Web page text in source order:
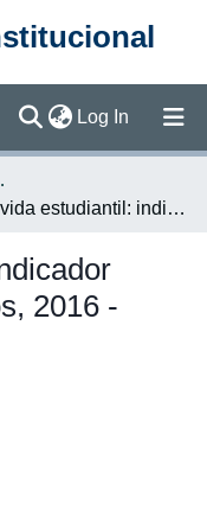
Log In (current)
(OPES)
Eje 4 vida estudiantil: indicador 4.1.1.5 títulos otorgados, 2016 - 2020.
2016 -